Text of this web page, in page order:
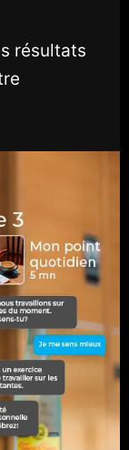
résultats